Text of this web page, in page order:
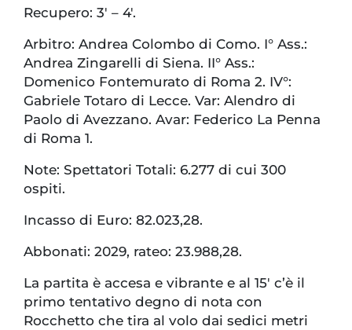
Recupero: 3′ – 4′.
Arbitro: Andrea Colombo di Como. I° Ass.:
Andrea Zingarelli di Siena. II° Ass.:
Domenico Fontemurato di Roma 2. IV°:
Gabriele Totaro di Lecce. Var: Alendro di
Paolo di Avezzano. Avar: Federico La Penna
di Roma 1.
Note: Spettatori Totali: 6.277 di cui 300
ospiti.
Incasso di Euro: 82.023,28.
Abbonati: 2029, rateo: 23.988,28.
La partita è accesa e vibrante e al 15′ c’è il
primo tentativo degno di nota con
Rocchetto che tira al volo dai sedici metri